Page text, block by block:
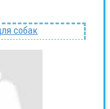
собак